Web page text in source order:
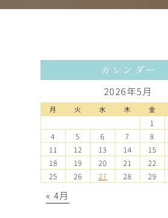
カレンダー
2026年5月
月 火 水 木 金
1
4
5 6 7 8
11
12 13 14 15
18
19 20 21 22
25
26 27 28 29
« 4月